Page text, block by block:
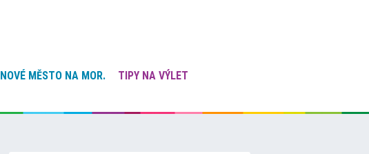
NOVÉ MĚSTO NA MOR.
TIPY NA VÝLET